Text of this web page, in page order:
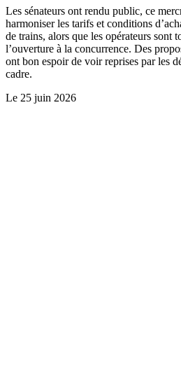
Les sénateurs ont rendu public, ce
harmoniser les tarifs et conditions
de trains, alors que les opérateurs sont
l’ouverture à la concurrence. Des
ont bon espoir de voir reprises par les
cadre.
Le 25 juin 2026